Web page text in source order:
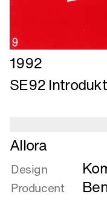
Læs
mere
om
1992
SE92
Læs
mere
om
Allora
Allora
Design
Producent